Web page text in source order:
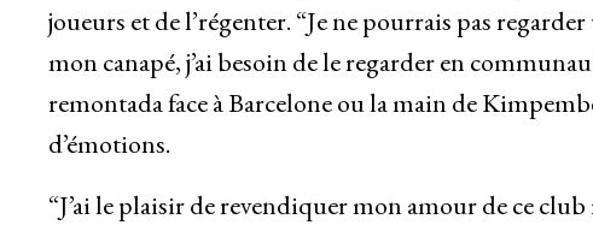
joueurs et de l’régenter. “Je ne pourrais pas
mon canapé, j’ai besoin de le regarder en
remontada face à Barcelone ou la main de
d’émotions.
“J’ai le plaisir de revendiquer mon amour de ce